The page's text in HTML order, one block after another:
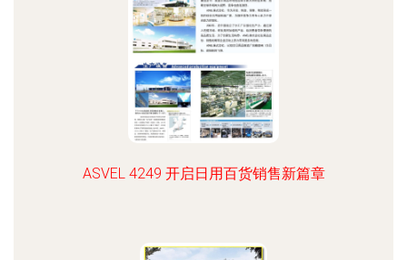
ASVEL 4249 开启日用百货销售新篇章